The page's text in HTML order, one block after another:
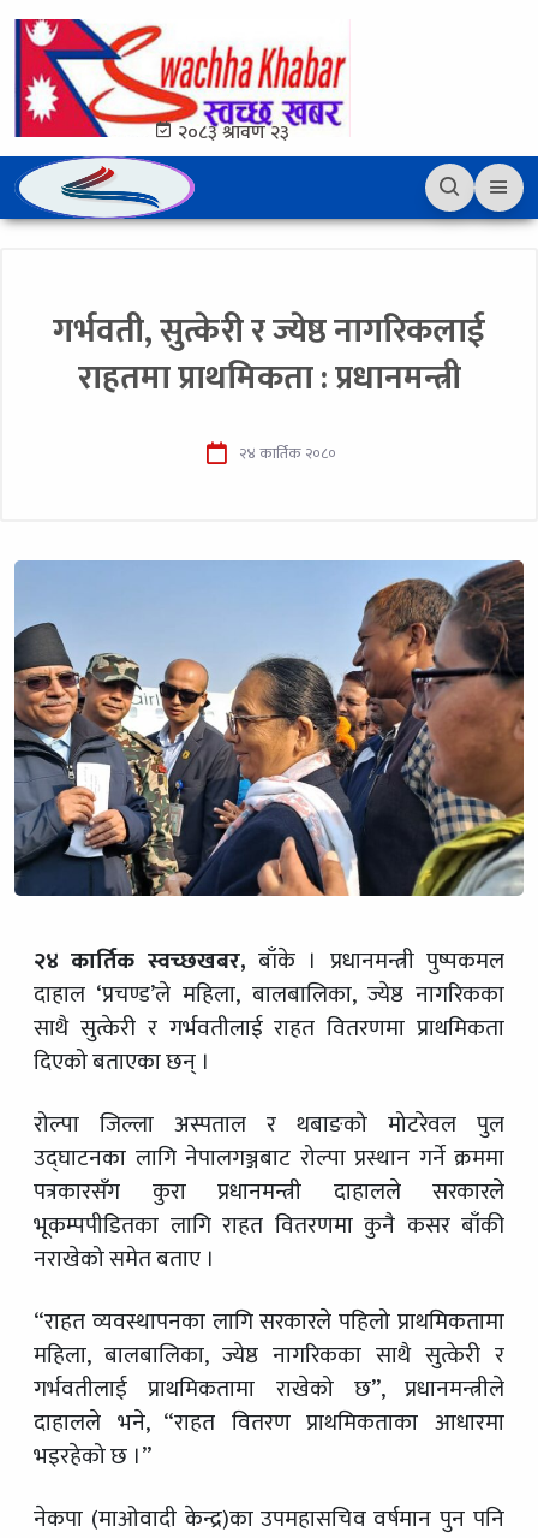
२०८३ श्रावण २३
गर्भवती, सुत्केरी र ज्येष्ठ नागरिकलाई
राहतमा प्राथमिकता : प्रधानमन्त्री
२४ कार्तिक २०८०
२४ कार्तिक स्वच्छखबर, बाँके । प्रधानमन्त्री पुष्पकमल
दाहाल ‘प्रचण्ड’ले महिला, बालबालिका, ज्येष्ठ नागरिकका
साथै सुत्केरी र गर्भवतीलाई राहत वितरणमा प्राथमिकता
दिएको बताएका छन् ।
रोल्पा जिल्ला अस्पताल र थबाङको मोटरेवल पुल
उद्घाटनका लागि नेपालगञ्जबाट रोल्पा प्रस्थान गर्ने क्रममा
पत्रकारसँग कुरा प्रधानमन्त्री दाहालले सरकारले
भूकम्पपीडितका लागि राहत वितरणमा कुनै कसर बाँकी
नराखेको समेत बताए ।
“राहत व्यवस्थापनका लागि सरकारले पहिलो प्राथमिकतामा
महिला, बालबालिका, ज्येष्ठ नागरिकका साथै सुत्केरी र
गर्भवतीलाई प्राथमिकतामा राखेको छ”, प्रधानमन्त्रीले
दाहालले भने, “राहत वितरण प्राथमिकताका आधारमा
भइरहेको छ ।”
नेकपा (माओवादी केन्द्र)का उपमहासचिव वर्षमान पुन पनि